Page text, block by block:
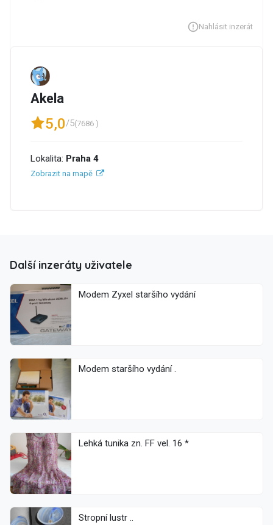
Nahlásit inzerát
Akela
5,0/5(7686 )
Lokalita: Praha 4
Zobrazit na mapě
Další inzeráty uživatele
Modem Zyxel staršího vydání
Modem staršího vydání .
Lehká tunika zn. FF vel. 16 *
Stropní lustr ..